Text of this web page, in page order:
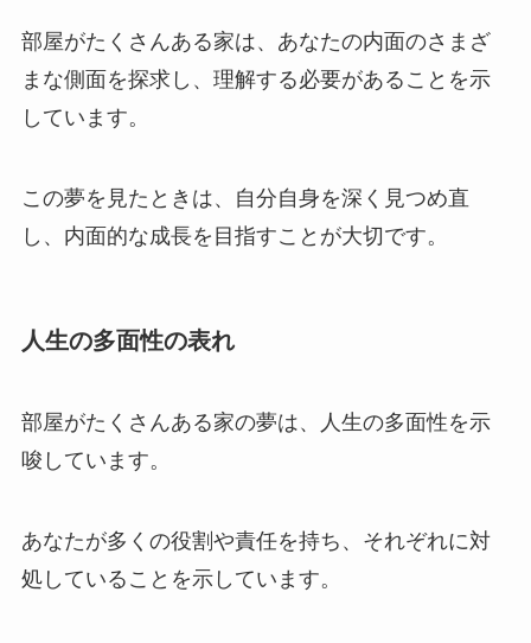
部屋がたくさんある家は、あなたの内面のさまざ
まな側面を探求し、理解する必要があることを示
しています。
この夢を見たときは、自分自身を深く見つめ直
し、内面的な成長を目指すことが大切です。
人生の多面性の表れ
部屋がたくさんある家の夢は、人生の多面性を示
唆しています。
あなたが多くの役割や責任を持ち、それぞれに対
処していることを示しています。